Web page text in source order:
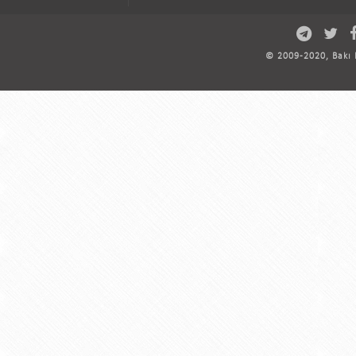
© 2009-2020,